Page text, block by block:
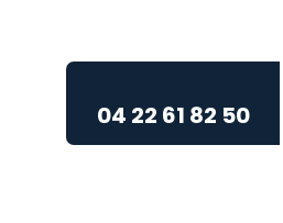
04 22 61 82 50